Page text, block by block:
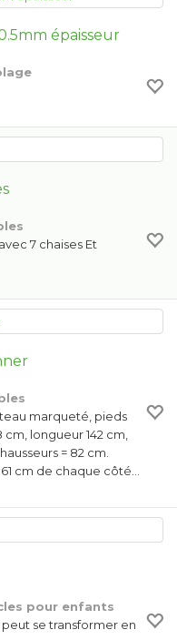
épaisseur
7 chaises Et
marqueté, pieds
longueur 142 cm,
= 82 cm.
cm de chaque côté…
pour enfants
se transformer en